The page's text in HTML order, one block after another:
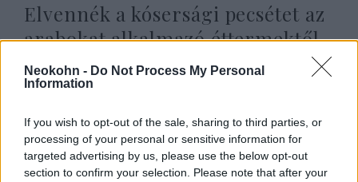
Neokohn - Do Not Process My Personal
Information
If you wish to opt-out of the sale, sharing to third parties, or
processing of your personal or sensitive information for
targeted advertising by us, please use the below opt-out
section to confirm your selection. Please note that after your
Elvennék a kósersági pecsétet az
arabokat alkalmazó éttermektől
és üzletektől
2022. május 10.